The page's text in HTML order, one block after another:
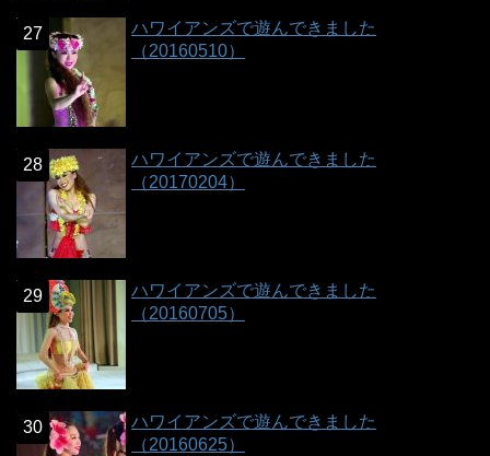
ハワイアンズで遊んできました
（20160510）
ハワイアンズで遊んできました
（20170204）
ハワイアンズで遊んできました
（20160705）
ハワイアンズで遊んできました
（20160625）